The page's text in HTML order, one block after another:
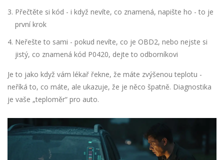
Přečtěte si kód - i když nevíte, co znamená, napište ho - to je
první krok
Neřešte to sami - pokud nevíte, co je OBD2, nebo nejste si
jistý, co znamená kód P0420, dejte to odborníkovi
Je to jako když vám lékař řekne, že máte zvýšenou teplotu -
neříká to, co máte, ale ukazuje, že je něco špatně. Diagnostika
je vaše „teploměr“ pro auto.